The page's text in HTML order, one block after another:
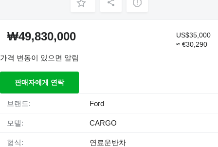
₩49,830,000
US$35,000
≈ €30,290
가격 변동이 있으면 알림
판매자에게 연락
브랜드: Ford
모델: CARGO
형식: 연료운반차